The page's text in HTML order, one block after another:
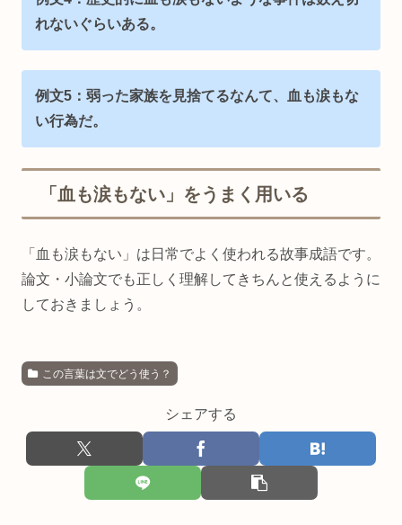
れないぐらいある。
例文5：弱った家族を見捨てるなんて、血も涙もな
い行為だ。
「血も涙もない」をうまく用いる
「血も涙もない」は日常でよく使われる故事成語です。
論文・小論文でも正しく理解してきちんと使えるように
しておきましょう。
この言葉は文でどう使う？
シェアする